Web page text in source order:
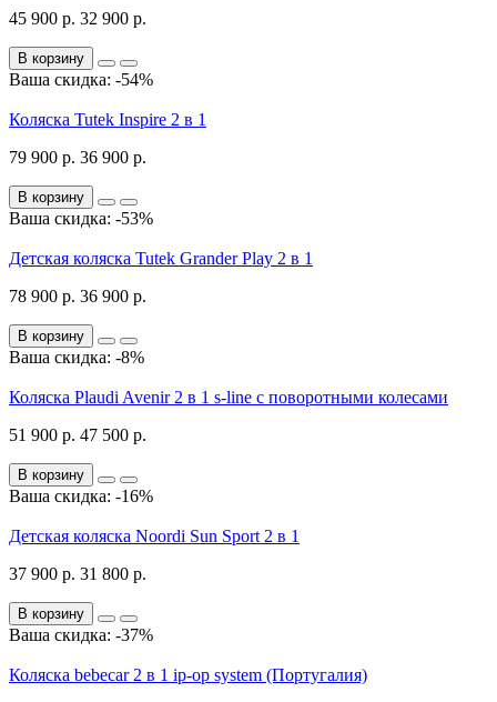
45 900 р. 32 900 р.
В корзину
Ваша скидка: -54%
Коляска Tutek Inspire 2 в 1
79 900 р. 36 900 р.
В корзину
Ваша скидка: -53%
Детская коляска Tutek Grander Play 2 в 1
78 900 р. 36 900 р.
В корзину
Ваша скидка: -8%
Коляска Plaudi Avenir 2 в 1 s-line с поворотными колесами
51 900 р. 47 500 р.
В корзину
Ваша скидка: -16%
Детская коляска Noordi Sun Sport 2 в 1
37 900 р. 31 800 р.
В корзину
Ваша скидка: -37%
Коляска bebecar 2 в 1 ip-op system (Португалия)